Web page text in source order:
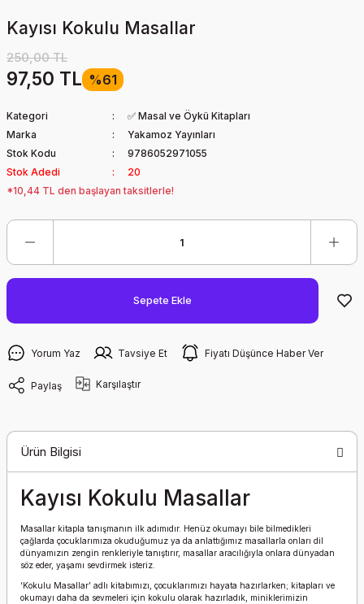
Kayısı Kokulu Masallar
250,00 TL
97,50 TL %61
Kategori
✅ Masal ve Öykü Kitapları
Marka
Yakamoz Yayınları
Stok Kodu
9786052971055
Stok Adedi
20
*10,44 TL den başlayan taksitlerle!
Sepete Ekle
Yorum Yaz Tavsiye Et Fiyatı Düşünce Haber Ver
Paylaş Karşılaştır
Ürün Bilgisi
Kayısı Kokulu Masallar
Masallar kitapla tanışmanın ilk adımıdır. Henüz okumayı bile bilmedikleri
çağlarda çocuklarımıza okuduğumuz ya da anlattığımız masallarla onları dil
dünyamızın zengin renkleriyle tanıştırır, masallar aracılığıyla onlara dünyadan
söz eder, yaşamı sevdirmek isteriz.
‘Kokulu Masallar’ adlı kitabımızı, çocuklarımızı hayata hazırlarken; kitapları ve
okumayı daha da sevmeleri için kokulu olarak hazırladık, miniklerimizin